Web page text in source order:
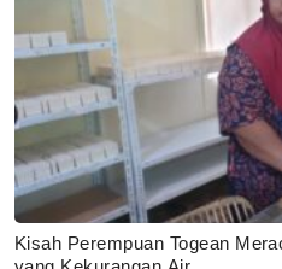
Kisah Perempuan Togean